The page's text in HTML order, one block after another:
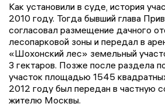
Как установили в суде, история
2010 году. Тогда бывший глава
согласовал размещение дачного
лесопарковой зоны и передал в
«Шохонский лес» земельный
3 гектаров. Позже после раздела
участок площадью 1545
2012 году был передан в частную
жителю Москвы.